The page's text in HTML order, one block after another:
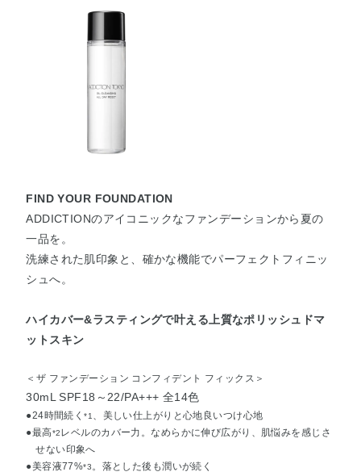
FIND YOUR FOUNDATION
ADDICTIONのアイコニックなファンデーションから夏の
一品を。
洗練された肌印象と、確かな機能でパーフェクトフィニッ
シュへ。
ハイカバー&ラスティングで叶える上質なポリッシュドマ
ットスキン
＜ザ ファンデーション コンフィデント フィックス＞
30mL SPF18～22/PA+++ 全14色
●24時間続く*1 、美しい仕上がりと心地良いつけ心地
●最高*2レベルのカバー力。なめらかに伸び広がり、肌悩みを感じさ
せない印象へ
●美容液77%*3。落とした後も潤いが続く